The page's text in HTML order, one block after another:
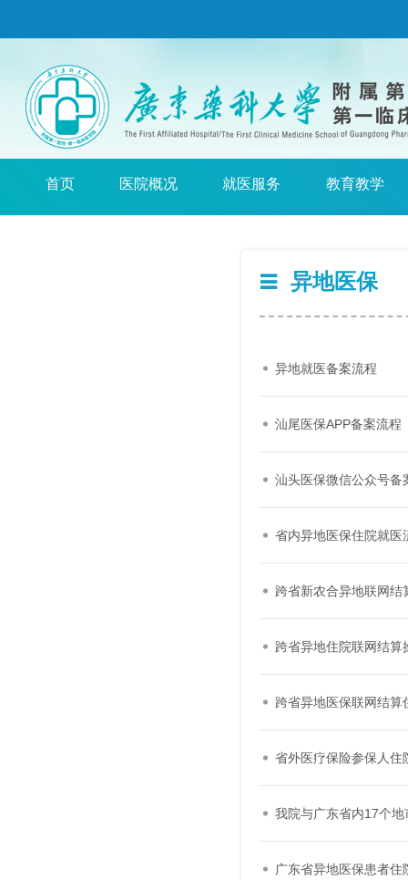
首页 医院概况 就医服务 教育教学
异地医保
异地就医备案流程
汕尾医保APP备案流程
汕头医保微信公众号备
省内异地医保住院就医
跨省新农合异地联网结
跨省异地住院联网结算
跨省异地医保联网结算
省外医疗保险参保人住
我院与广东省内17个地
广东省异地医保患者住